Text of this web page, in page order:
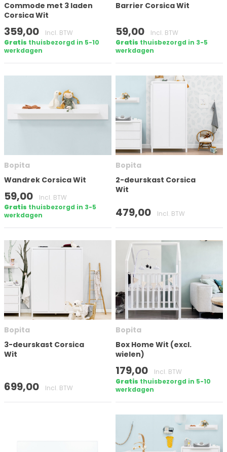
Commode met 3 laden
Corsica Wit
359,00
Incl. BTW
Gratis thuisbezorgd in 5-10
werkdagen
Barrier Corsica Wit
59,00
Incl. BTW
Gratis thuisbezorgd in 3-5
werkdagen
Bopita
Wandrek Corsica Wit
59,00
Incl. BTW
Gratis thuisbezorgd in 3-5
werkdagen
Bopita
2-deurskast Corsica
Wit
479,00 Incl. BTW
Bopita
3-deurskast Corsica
Wit
699,00 Incl. BTW
Bopita
Box Home Wit (excl.
wielen)
179,00
Incl. BTW
Gratis thuisbezorgd in 5-10
werkdagen